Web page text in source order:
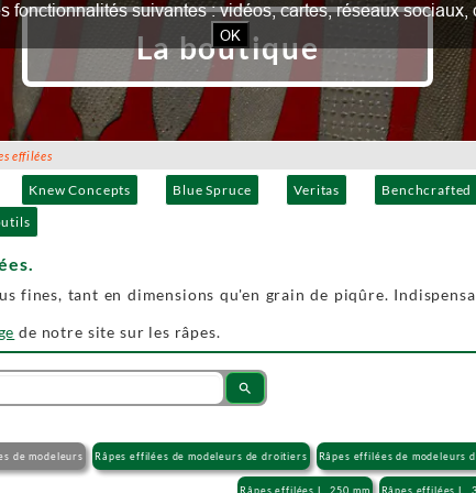
Knew Concepts Blue Spruce Veritas Benchcrafted
La boutique
effilées
fines, tant en dimensions qu'en grain de piqûre.
de notre site sur les râpes.
search
de modeleurs Râpes effilées de modeleurs de droitiers Râpes effilées de modeleurs
Râpes effilées L. 250 mm Râpes effilées L.
suivantes : vidéos, cartes, réseaux
OK